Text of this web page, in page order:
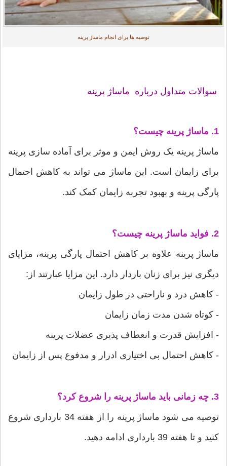
توصیه ها برای انجام ماساژ پرینه
سوالات متداول درباره ماساژ پرینه
1. ماساژ پرینه چیست؟
ماساژ پرینه یک روش ایمن و موثر برای آماده سازی پرینه
برای زایمان است. این ماساژ می تواند به کاهش احتمال
پارگی پرینه و بهبود تجربه زایمان کمک کند.
2. فواید ماساژ پرینه چیست؟
ماساژ پرینه علاوه بر کاهش احتمال پارگی پرینه، مزایای
دیگری نیز برای زنان باردار دارد. این مزایا عبارتند از:
- کاهش درد و ناراحتی در طول زایمان
- کوتاه شدن مدت زمان زایمان
- افزایش قدرت و انعطاف پذیری عضلات پرینه
- کاهش احتمال بی اختیاری ادرار و مدفوع پس از زایمان
3. چه زمانی باید ماساژ پرینه را شروع کرد؟
توصیه می شود ماساژ پرینه را از هفته 34 بارداری شروع
کنید و تا هفته 39 بارداری ادامه دهید.